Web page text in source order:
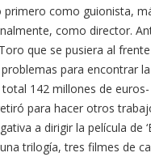
primero como guionista,
como director.
que se pusiera al
para encontrar
142 millones de
para hacer otros
a dirigir la película de
trilogía, tres filmes de